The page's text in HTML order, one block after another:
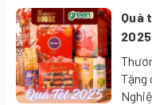
- Xoa dịu tâm trí giúp bạn
đặc biệt trong những
- Cung cấp các chất
mạnh.
hơn
thực.
Quà
Tặng